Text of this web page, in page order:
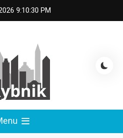
9:10:30 PM